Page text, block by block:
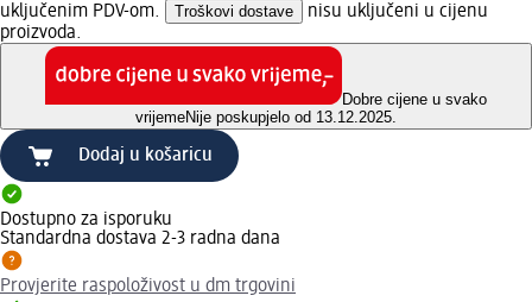
uključenim PDV-om.
Troškovi dostave
nisu uključeni u cijenu
proizvoda.
Dobre cijene u svako
vrijemeNije poskupjelo od 13.12.2025.
Dodaj u košaricu
Dostupno za isporuku
Standardna dostava 2-3 radna dana
Provjerite raspoloživost u dm trgovini